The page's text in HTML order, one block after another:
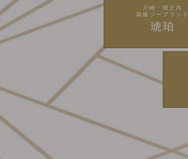
川崎・堀之内
高級ソープランド
琥珀